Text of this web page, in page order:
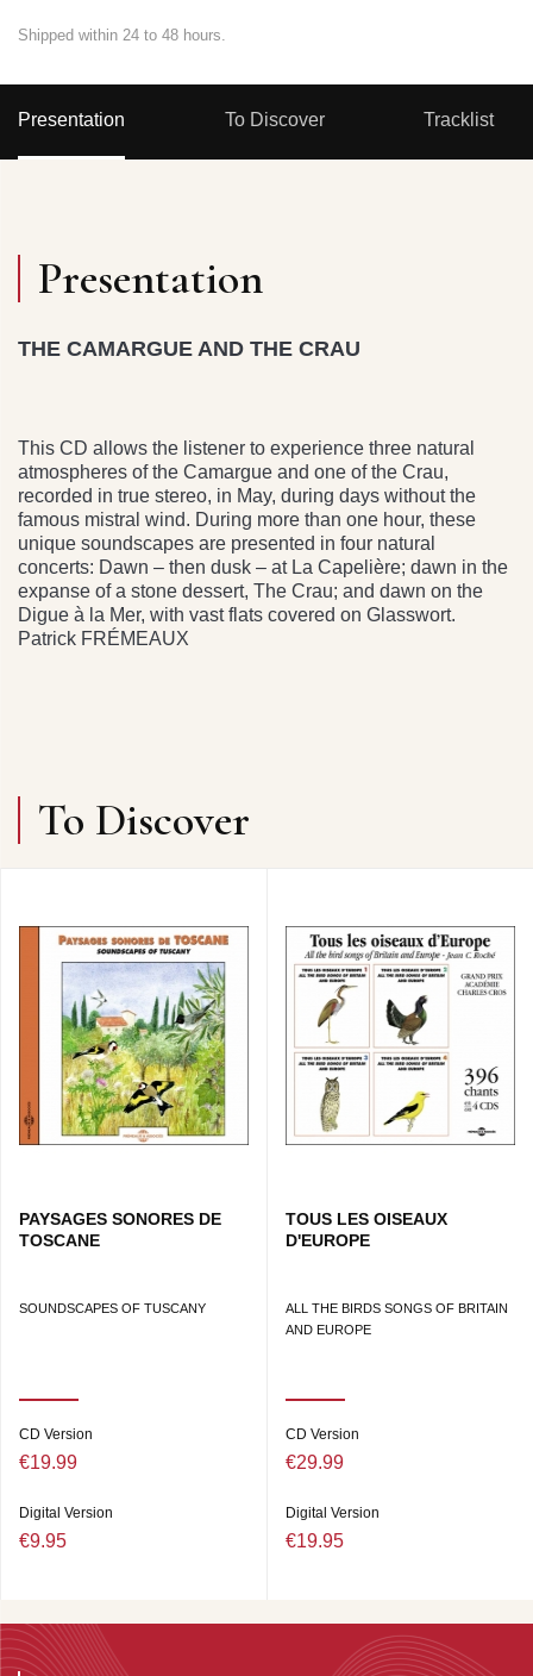
Shipped within 24 to 48 hours.
Presentation To Discover Tracklist
Presentation
THE CAMARGUE AND THE CRAU
This CD allows the listener to experience three natural
atmospheres of the Camargue and one of the Crau,
recorded in true stereo, in May, during days without the
famous mistral wind. During more than one hour, these
unique soundscapes are presented in four natural
concerts: Dawn – then dusk – at La Capelière; dawn in the
expanse of a stone dessert, The Crau; and dawn on the
Digue à la Mer, with vast flats covered on Glasswort.
Patrick FRÉMEAUX
To Discover
PAYSAGES SONORES DE
TOSCANE
SOUNDSCAPES OF TUSCANY
CD Version
€19.99
Digital Version
€9.95
TOUS LES OISEAUX
D'EUROPE
ALL THE BIRDS SONGS OF BRITAIN
AND EUROPE
CD Version
€29.99
Digital Version
€19.95